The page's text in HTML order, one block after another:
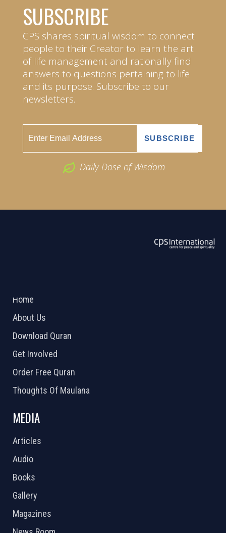
SUBSCRIBE
CPS shares spiritual wisdom to connect
people to their Creator to learn the art
of life management and rationally find
answers to questions pertaining to life
and its purpose. Subscribe to our
newsletters.
Daily Dose of Wisdom
Home
About Us
Download Quran
Get Involved
Order Free Quran
Thoughts Of Maulana
MEDIA
Articles
Audio
Books
Gallery
Magazines